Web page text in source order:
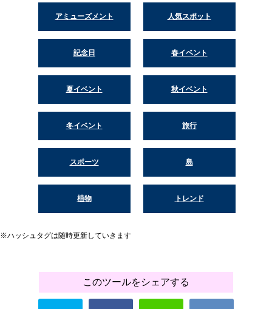
アミューズメント 人気スポット
記念日 春イベント
夏イベント 秋イベント
冬イベント 旅行
スポーツ 島
植物 トレンド
※ハッシュタグは随時更新していきます
このツールをシェアする